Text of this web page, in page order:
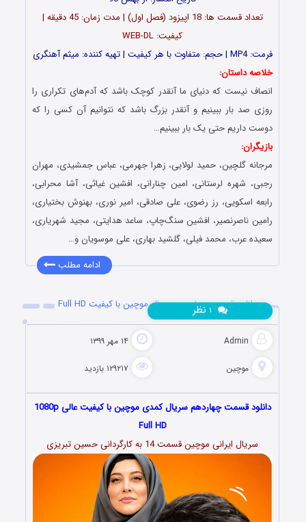
تعداد قسمت ها: 18 اپیزود (فصل اول) | مدت زمان: 45 دقیقه |
کیفیت: WEB-DL
فرمت: MP4 | حجم: متفاوت با هر کیفیت | تهیه کننده: میثم آهنگری
خلاصه داستان:
انصاف نیست که دنیای ما آنقدر کوچک باشد که آدم‌های تکراری را
روزی صد بار ببینیم و آنقدر بزرگ باشد که نتوانیم آن کسی را که
دوست داریم حتی یک بار ببینیم…
بازیگران:
مرجانه گلچین، حمید لولایی، زهرا جهرمی، عباس جمشیدی، مهران
رجبی، شهره لرستانی، امین چنارانی، افشین غیاثی، آشا محرابی،
رابعه اسکویی، رز رضوی، علی صادقی، امیر نوری، بهنوش بختیاری،
رامین ناصرنصیر، افشین سنگ‌چاپ، ساعد هدایتی، مجید شهریاری،
سعیده عرب، محمد فیلی، گلشید بهاری، علی موسویان و…
ادامه مطلب
دانلود قسمت چهاردهم سریال موچین با کیفیت Full HD
Admin ۱۴ مهر ۱۳۹۹
موچین ۱۲۹۲۱۷ بازدید
نظر
دانلود قسمت چهاردهم سریال کمدی موچین با کیفیت عالی 1080p
Full HD
سریال ایرانی موچین قسمت 14 به کارگردانی حسین تبریزی